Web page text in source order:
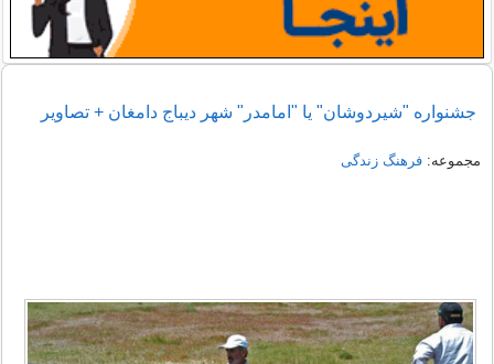
جشنواره "شیردوشان" یا "امامدر" شهر دیباج دامغان + تصاویر
مجموعه:فرهنگ زندگی